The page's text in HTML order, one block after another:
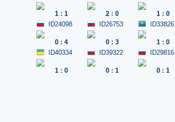
1 : 1 2 : 0 1 : 0
ID24098
0 : 4
ID26753
0 : 3
ID33826
1 : 0
ID40334
1 : 0
ID39322
0 : 1
ID29816
0 : 1